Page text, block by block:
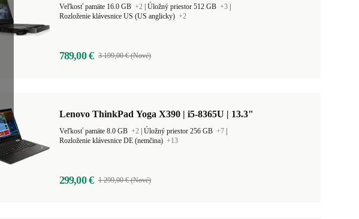
Veľkosť pamäte 16.0 GB +2 Úložný priestor 512 GB +3
Rozloženie klávesnice US (US anglicky) +2
789,00 € 3 199,00 € (Nové)
Lenovo ThinkPad Yoga X390 | i5-8365U | 13.3"
Veľkosť pamäte 8.0 GB +2 Úložný priestor 256 GB +7
Rozloženie klávesnice DE (nemčina) +13
299,00 € 1 299,00 € (Nové)